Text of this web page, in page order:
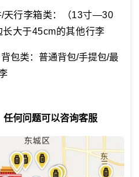
天行李箱类：（13寸—30
大于45cm的其他行李
包类：普通背包/手提包/最
何问题可以咨询客服